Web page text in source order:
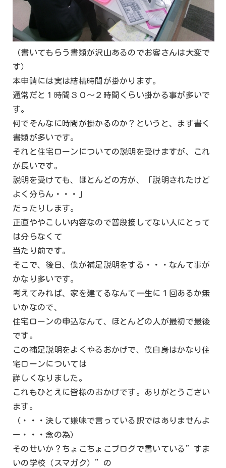
（書いてもらう書類が沢山あるのでお客さんは大変で
す）
本申請には実は結構時間が掛かります。
通常だと１時間３０～２時間くらい掛かる事が多いで
す。
何でそんなに時間が掛かるのか？というと、まず書く
書類が多いです。
それと住宅ローンについての説明を受けますが、これ
が長いです。
説明を受けても、ほとんどの方が、「説明されたけど
よく分らん・・・」
だったりします。
正直ややこしい内容なので普段接してない人にとって
は分らなくて
当たり前です。
そこで、後日、僕が補足説明をする・・・なんて事が
かなり多いです。
考えてみれば、家を建てるなんて一生に１回あるか無
いかなので、
住宅ローンの申込なんて、ほとんどの人が最初で最後
です。
この補足説明をよくやるおかげで、僕自身はかなり住
宅ローンについては
詳しくなりました。
これもひとえに皆様のおかげです。ありがとうござい
ます。
（・・・決して嫌味で言っている訳ではありませんよ
ー・・・念の為）
そのせいか？ちょこちょこブログで書いている”すま
いの学校（スマガク）”の